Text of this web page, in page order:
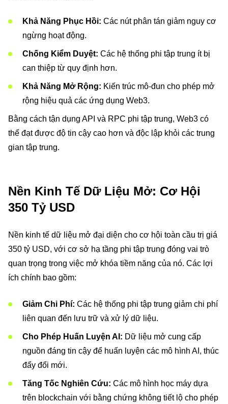
Khả Năng Phục Hồi: Các nút phân tán giảm nguy cơ
ngừng hoạt động.
Chống Kiểm Duyệt: Các hệ thống phi tập trung ít bị
can thiệp từ quy định hơn.
Khả Năng Mở Rộng: Kiến trúc mô-đun cho phép mở
rộng hiệu quả các ứng dụng Web3.
Bằng cách tận dụng API và RPC phi tập trung, Web3 có
thể đạt được độ tin cậy cao hơn và độc lập khỏi các trung
gian tập trung.
Nền Kinh Tế Dữ Liệu Mở: Cơ Hội
350 Tỷ USD
Nền kinh tế dữ liệu mở đại diện cho cơ hội toàn cầu trị giá
350 tỷ USD, với cơ sở hạ tầng phi tập trung đóng vai trò
quan trọng trong việc mở khóa tiềm năng của nó. Các lợi
ích chính bao gồm:
Giảm Chi Phí: Các hệ thống phi tập trung giảm chi phí
liên quan đến lưu trữ và xử lý dữ liệu.
Cho Phép Huấn Luyện AI: Dữ liệu mở cung cấp
nguồn đáng tin cậy để huấn luyện các mô hình AI, thúc
đẩy đổi mới.
Tăng Tốc Nghiên Cứu: Các mô hình học máy dựa
trên blockchain với bằng chứng không tiết lộ cho phép